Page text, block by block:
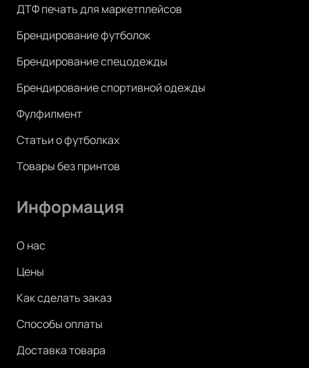
ДТФ печать для маркетплейсов
Брендирование футболок
Брендирование спецодежды
Брендирование спортивной одежды
Фулфилмент
Статьи о футболках
Товары без принтов
Информация
О нас
Цены
Как сделать заказ
Способы оплаты
Доставка товара